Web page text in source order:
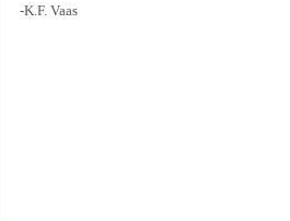
-K.F. Vaas